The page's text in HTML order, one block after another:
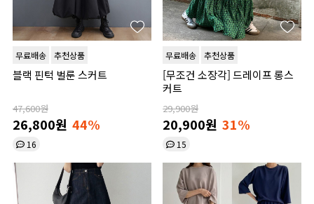
무료배송 추천상품
블랙 핀턱 벌룬 스커트
47,600원
26,800원 44%
16
무료배송 추천상품
[무조건 소장각] 드레이프 롱스
커트
29,900원
20,900원 31%
15